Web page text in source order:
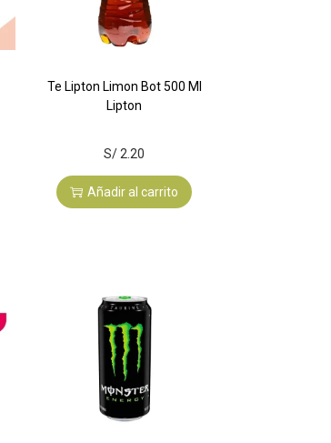
Te Lipton Limon Bot 500 Ml
Lipton
S/2.20
Añadir al carrito